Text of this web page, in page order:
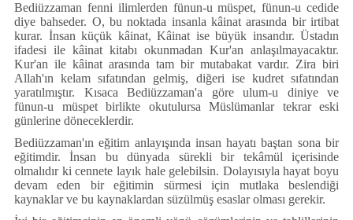
Bediüzzaman fenni ilimlerden fünun-u müspet, fünun-u cedide
diye bahseder. O, bu noktada insanla kâinat arasında bir irtibat
kurar. İnsan küçük kâinat, Kâinat ise büyük insandır. Üstadın
ifadesi ile kâinat kitabı okunmadan Kur'an anlaşılmayacaktır.
Kur'an ile kâinat arasında tam bir mutabakat vardır. Zira biri
Allah'ın kelam sıfatından gelmiş, diğeri ise kudret sıfatından
yaratılmıştır. Kısaca Bediüzzaman'a göre ulum-u diniye ve
fünun-u müspet birlikte okutulursa Müslümanlar tekrar eski
günlerine döneceklerdir.
Bediüzzaman'ın eğitim anlayışında insan hayatı baştan sona bir
eğitimdir. İnsan bu dünyada sürekli bir tekâmül içerisinde
olmalıdır ki cennete layık hale gelebilsin. Dolayısıyla hayat boyu
devam eden bir eğitimin sürmesi için mutlaka beslendiği
kaynaklar ve bu kaynaklardan süzülmüş esaslar olması gerekir.